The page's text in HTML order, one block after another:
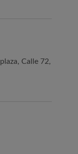
Calle 72,